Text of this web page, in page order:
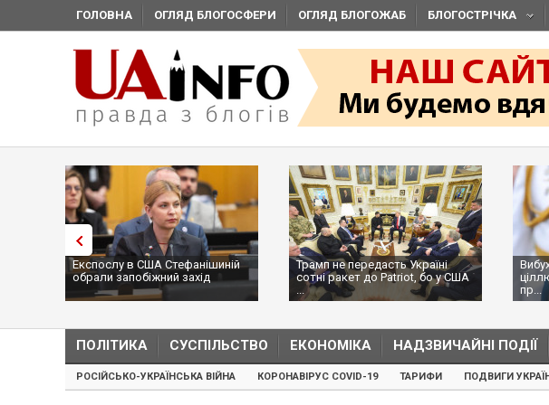
ГОЛОВНА ОГЛЯД БЛОГОСФЕРИ ОГЛЯД БЛОГОЖАБ БЛОГОСТРІЧКА
Експослу в США Стефанішиній
обрали запобіжний захід
Трамп не передасть Україні
сотні ракет до Patriot, бо у США
...
пр...
ПОЛІТИКА СУСПІЛЬСТВО ЕКОНОМІКА НАДЗВИЧАЙНІ ПОДІЇ
РОСІЙСЬКО-УКРАЇНСЬКА ВІЙНА КОРОНАВІРУС COVID-19 ТАРИФИ ПОДВИГИ